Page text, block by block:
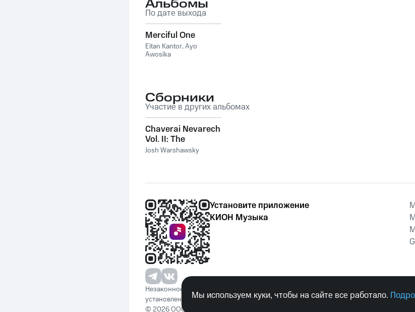
Альбомы
По дате выхода
Merciful One
Eitan Kantor,Ayo
Awosika
Сборники
Участие в других альбомах
Chaverai Nevarech
Vol. II: The
Shabbos EP
Josh Warshawsky
Установите приложение
КИОН Музыка
Незаконное потребление наркотических средств, психотропных веществ, их
установленную законодательством ответственность.
© 2026 ООО «КИОН». Все права защищены
Мы используем куки, чтобы на сайте все работало.